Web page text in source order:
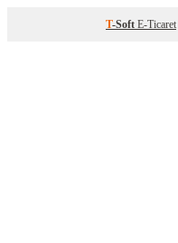
T-Soft E-Ticaret